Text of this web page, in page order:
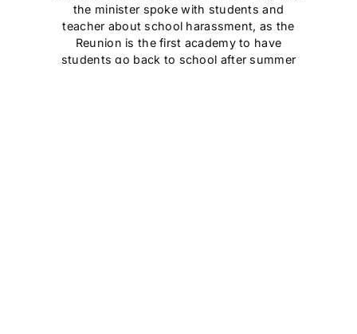
the minister spoke with students and
teacher about school harassment, as the
Reunion is the first academy to have
students go back to school after summer